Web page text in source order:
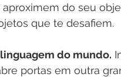
do seu
que te desafiem.
do mundo.
portas em outra